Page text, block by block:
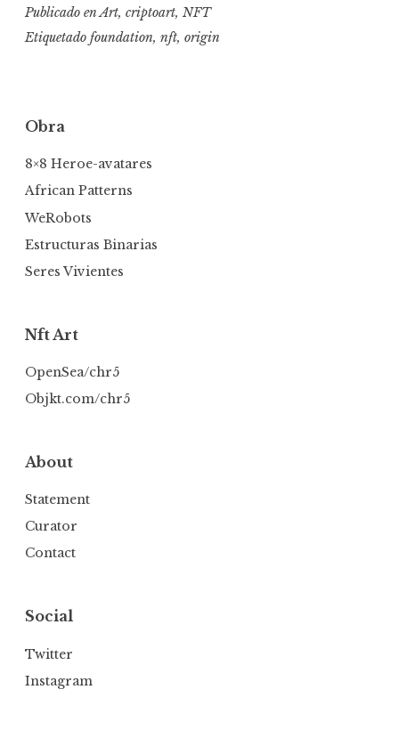
Publicado en Art, criptoart, NFT
Etiquetado foundation, nft, origin
Obra
8×8 Heroe-avatares
African Patterns
WeRobots
Estructuras Binarias
Seres Vivientes
Nft Art
OpenSea/chr5
Objkt.com/chr5
About
Statement
Curator
Contact
Social
Twitter
Instagram